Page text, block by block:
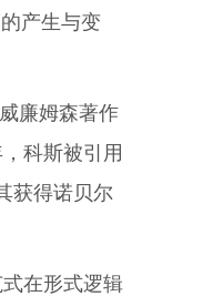
产生与变
廉姆森著作
科斯被引用
获得诺贝尔
在形式逻辑